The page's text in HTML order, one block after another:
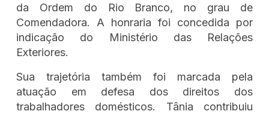
da Ordem do Rio Branco, no grau de
Comendadora. A honraria foi concedida por
indicação do Ministério das Relações
Exteriores.
Sua trajetória também foi marcada pela
atuação em defesa dos direitos dos
trabalhadores domésticos. Tânia contribuiu